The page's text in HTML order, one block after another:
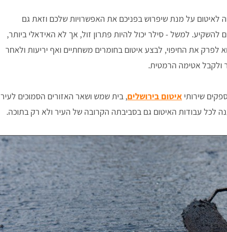
לאיטום על מנת שיפרוש בפניכם את האפשרויות שלכם וזאת גם
למשל - סילר יכול להיות פתרון זול, אך לא האידאלי ביותר,
לפרק את החיפוי, לבצע איטום בחומרים משחתיים ואף יריעות ולאחר
ולקבל אטימה הרמטית.
שירותי איטום בירושלים, בית שמש ושאר האזורים הסמוכים לעיר
לכל עבודות האיטום גם בסביבתה הקרובה של העיר ולא רק בתוכה.